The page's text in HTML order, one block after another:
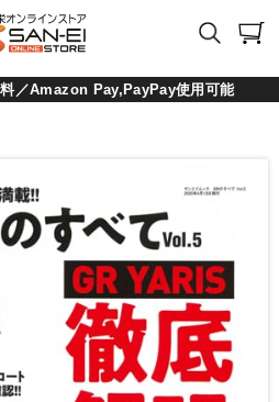
／Amazon Pay,PayPay使用可能